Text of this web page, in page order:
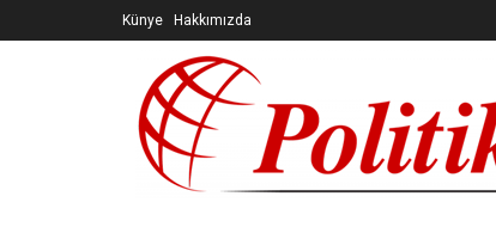
Künye Hakkımızda